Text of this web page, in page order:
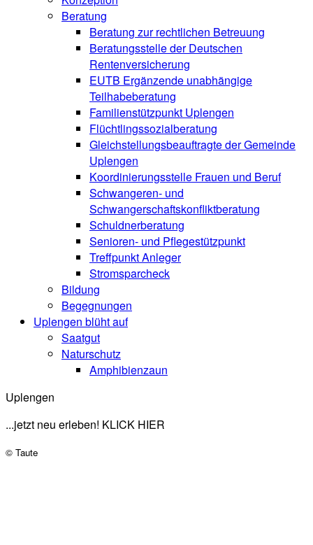
Beratung
Beratung zur rechtlichen Betreuung
Beratungsstelle der Deutschen
Rentenversicherung
EUTB Ergänzende unabhängige
Teilhabeberatung
Familienstützpunkt Uplengen
Flüchtlingssozialberatung
Gleichstellungsbeauftragte der Gemeinde
Uplengen
Koordinierungsstelle Frauen und Beruf
Schwangeren- und
Schwangerschaftskonfliktberatung
Schuldnerberatung
Senioren- und Pflegestützpunkt
Treffpunkt Anleger
Stromsparcheck
Bildung
Begegnungen
Uplengen blüht auf
Saatgut
Naturschutz
Amphibienzaun
Uplengen
...jetzt neu erleben! KLICK HIER
© Taute